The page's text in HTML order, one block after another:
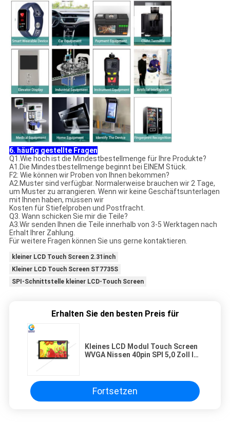
6. häufig gestellte Fragen
Q1.Wie hoch ist die Mindestbestellmenge für Ihre Produkte?
A1.Die Mindestbestellmenge beginnt bei EINEM Stück.
F2: Wie können wir Proben von Ihnen bekommen?
A2.Muster sind verfügbar. Normalerweise brauchen wir 2 Tage,
um Muster zu arrangieren. Wenn wir keine Geschäftsunterlagen
mit Ihnen haben, müssen wir
Kosten für Stiefelproben und Postfracht.
Q3. Wann schicken Sie mir die Teile?
A3.Wir senden Ihnen die Teile innerhalb von 3-5 Werktagen nach
Erhalt Ihrer Zahlung.
Für weitere Fragen können Sie uns gerne kontaktieren.
kleiner LCD Touch Screen 2.31inch
Kleiner LCD Touch Screen ST7735S
SPI-Schnittstelle kleiner LCD-Touch Screen
Erhalten Sie den besten Preis für
Kleines LCD Modul Touch Screen
WVGA Nissen 40pin SPI 5,0 Zoll IPS
Fortsetzen